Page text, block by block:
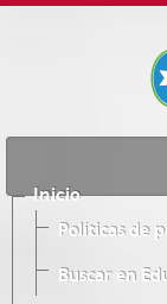
Inicio
Políticas de
Buscar en